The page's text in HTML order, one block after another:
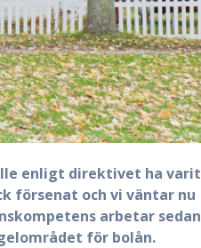
enligt direktivet ha varit
försenat och vi väntar nu
arbetar sedan
för bolån.